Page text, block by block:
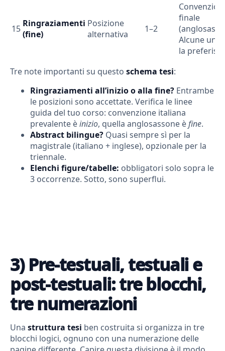
15 Ringraziamenti
(fine)
Posizione
alternativa
1–2
finale
Alcune
la
Tre note importanti su questo schema tesi:
Ringraziamenti all’inizio o alla fine? Entrambe
le posizioni sono accettate. Verifica le linee
guida del tuo corso: convenzione italiana
prevalente èinizio, quella anglosassone èfine.
Abstract bilingue? Quasi sempre sì per la
magistrale (italiano + inglese), opzionale per la
triennale.
Elenchi figure/tabelle: obbligatori solo sopra le
3 occorrenze. Sotto, sono superflui.
3) Pre-testuali, testuali e
post-testuali: tre blocchi,
tre numerazioni
Una struttura tesi ben costruita si organizza in tre
blocchi logici, ognuno con una numerazione delle